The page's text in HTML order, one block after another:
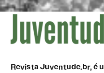
Revista Juventude.br, é